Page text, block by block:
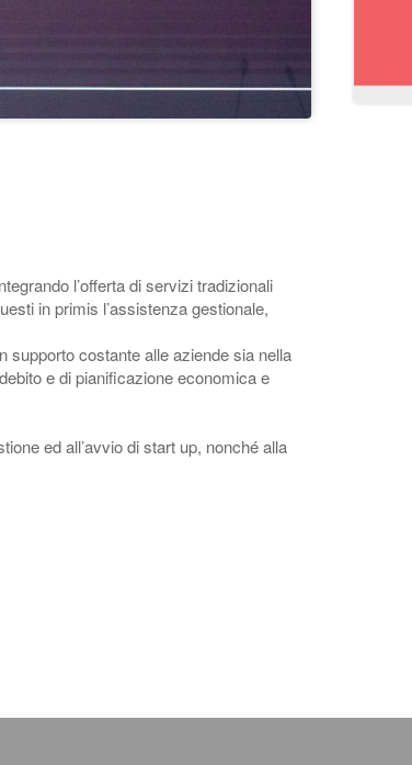
l’offerta di servizi tradizionali
in primis l’assistenza gestionale,
supporto costante alle aziende sia nella
e di pianificazione economica e
ed all’avvio di start up, nonché alla